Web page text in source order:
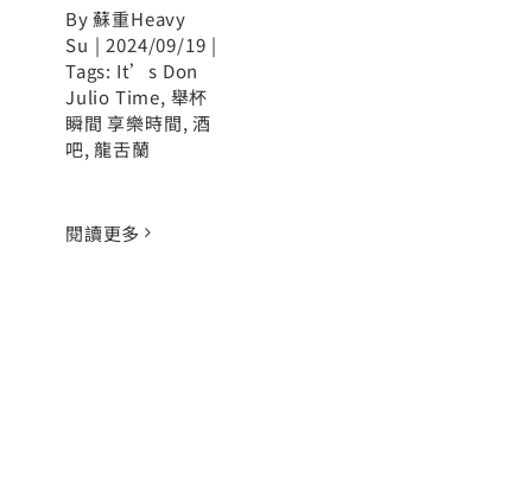
By蘇重Heavy
Su | 2024/09/19 |
Tags: It’s Don
Julio Time, 舉杯
瞬間 享樂時間,酒
吧,龍舌蘭
閱讀更多